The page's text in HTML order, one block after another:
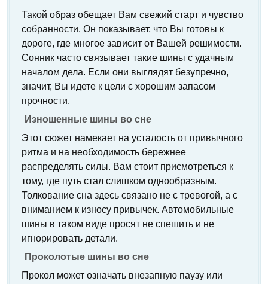
Такой образ обещает Вам свежий старт и чувство
собранности. Он показывает, что Вы готовы к
дороге, где многое зависит от Вашей решимости.
Сонник часто связывает такие шины с удачным
началом дела. Если они выглядят безупречно,
значит, Вы идете к цели с хорошим запасом
прочности.
Изношенные шины во сне
Этот сюжет намекает на усталость от привычного
ритма и на необходимость бережнее
распределять силы. Вам стоит присмотреться к
тому, где путь стал слишком однообразным.
Толкование сна здесь связано не с тревогой, а с
вниманием к износу привычек. Автомобильные
шины в таком виде просят не спешить и не
игнорировать детали.
Проколотые шины во сне
Прокол может означать внезапную паузу или